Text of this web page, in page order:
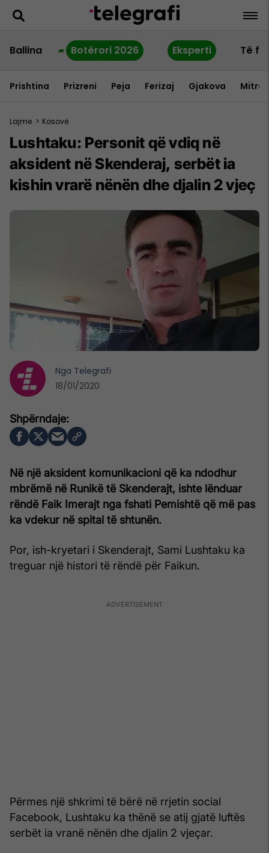
Ballina Botërori 2026 Eksperti Të
Prishtina Prizreni Peja Ferizaj Gjakova
Lajme > Kosovë
Lushtaku: Personit që vdiq në
aksident në Skenderaj, serbët ia
kishin vrarë nënën dhe djalin 2 vjeç
Në një aksident komunikacioni që ka ndodhur
mbrëmë në Runikë të Skenderajt, ishte lënduar
rëndë Faik Imerajt nga fshati Pemishtë që më pas
ka vdekur në spital të shtunën.
Por, ish-kryetari i Skenderajt, Sami Lushtaku ka
treguar një histori të rëndë për Faikun.
Përmes një shkrimi të bërë në rrjetin social
Facebook, Lushtaku ka thënë se atij gjatë luftës
serbët ia vranë nënën dhe djalin 2 vjeçar.
Nga Telegrafi
18/01/2020